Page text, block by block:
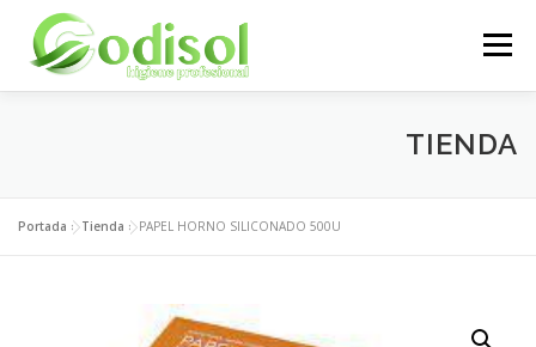
contenido
Menú
ÁREA CLIENTES CONTACTO
TIENDA
Portada »Tienda »PAPEL HORNO SILICONADO 500U